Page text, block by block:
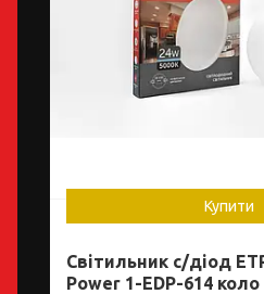
Купити
Світильник с/діод
Power 1-EDP-614 коло